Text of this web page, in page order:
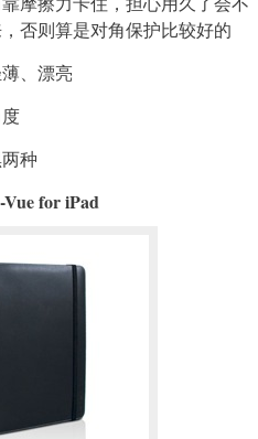
否则算是对角保护比较好的
、漂亮
种
for iPad